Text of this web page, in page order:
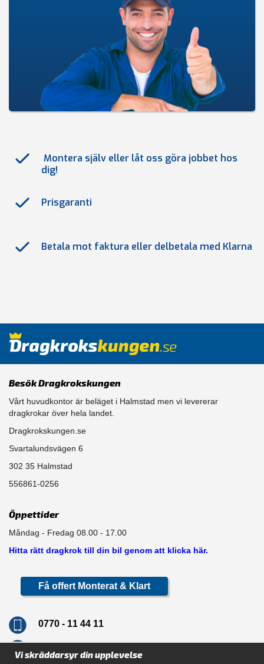
Montera själv eller låt oss göra jobbet hos
dig!
Prisgaranti
Betala mot faktura eller delbetala med Klarna
Besök Dragkrokskungen
Vårt huvudkontor är beläget i Halmstad men vi levererar
dragkrokar över hela landet.
Dragkrokskungen.se
Svartalundsvägen 6
302 35 Halmstad
556861-0256
Öppettider
Måndag - Fredag 08.00 - 17.00
Hitta rätt dragkrok till din bil genom att klicka här.
Få offert Monterat & Klart
0770 - 11 44 11
Vi skräddarsyr din upplevelse